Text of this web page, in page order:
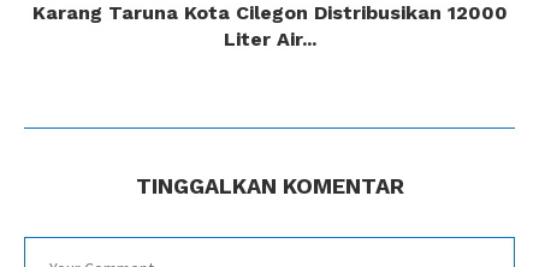
Karang Taruna Kota Cilegon Distribusikan 12000
Liter Air...
TINGGALKAN KOMENTAR